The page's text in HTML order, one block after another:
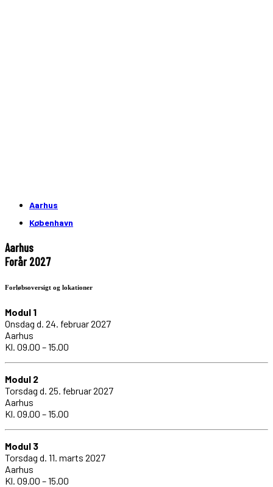
Aarhus
København
Aarhus
Forår 2027
Forløbsoversigt og lokationer
Modul 1
Onsdag d. 24. februar 2027
Aarhus
Kl. 09.00 – 15.00
Modul 2
Torsdag d. 25. februar 2027
Aarhus
Kl. 09.00 – 15.00
Modul 3
Torsdag d. 11. marts 2027
Aarhus
Kl. 09.00 – 15.00